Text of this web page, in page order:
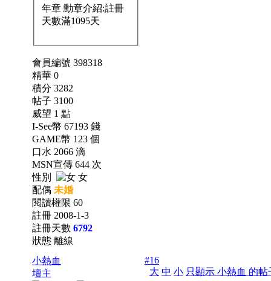
會員編號 398318
精華 0
積分 3282
帖子 3100
威望 1 點
I-See幣 67193 錢
GAME幣 123 個
口水 2066 滴
MSN宣傳 644 次
性別
女
配偶 未婚
閱讀權限 60
註冊 2008-1-3
註冊天數 6792
狀態 離線
小熱血
壇主
#16
大 中 小 只顯示 小熱血 的帖